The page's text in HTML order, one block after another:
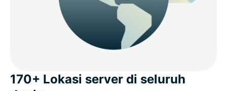
170+ Lokasi server di seluruh